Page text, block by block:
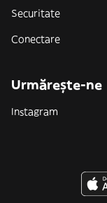
Securitate
Conectare
Urmărește-ne
Instagram